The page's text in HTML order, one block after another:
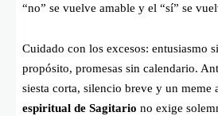
“no” se vuelve amable y el “sí” se
Cuidado con los excesos: entusiasmo
propósito, promesas sin calendario.
siesta corta, silencio breve y un meme
espiritual de Sagitario no exige